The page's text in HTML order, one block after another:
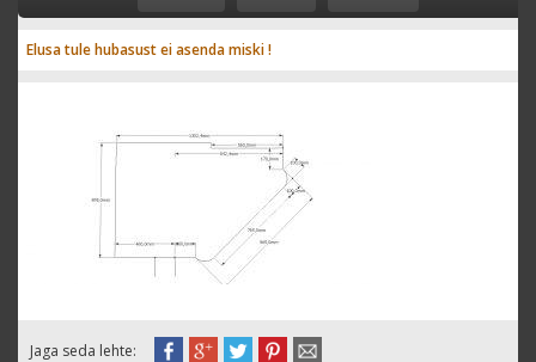
Elusa tule hubasust ei asenda miski !
Jaga seda lehte: